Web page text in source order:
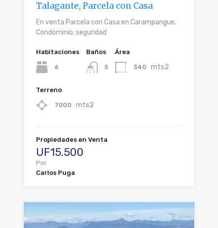
Talagante, Parcela con Casa
En venta Parcela con Casa en Carampangue,
Condominio, seguridad
Habitaciones
6
Baños
5
Área
340 mts2
Terreno
7000 mts2
Propiedades en Venta
UF15.500
Por
Carlos Puga